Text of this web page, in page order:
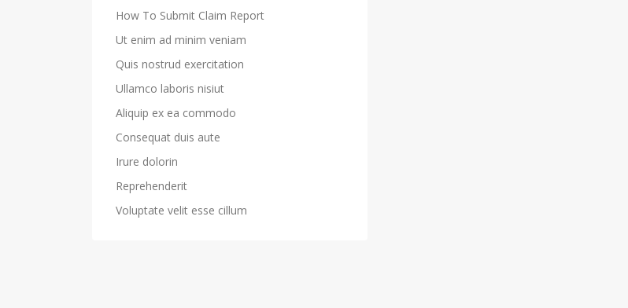
How To Submit Claim Report
Ut enim ad minim veniam
Quis nostrud exercitation
Ullamco laboris nisiut
Aliquip ex ea commodo
Consequat duis aute
Irure dolorin
Reprehenderit
Voluptate velit esse cillum